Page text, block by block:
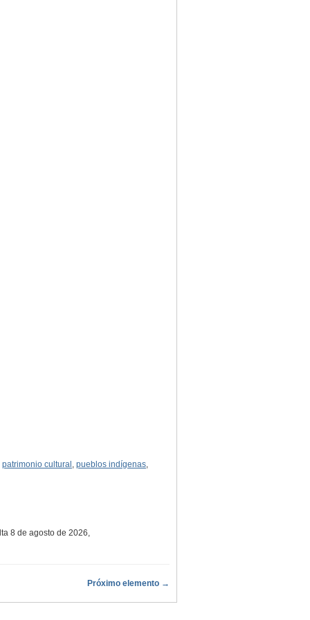
patrimonio cultural pueblos indígenas
8 de agosto de 2026,
Próximo elemento →